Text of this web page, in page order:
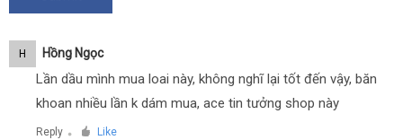
H Hồng Ngọc
Lần dầu mình mua loai này, không nghĩ lại tốt đến vậy, băn
khoan nhiều lần k dám mua, ace tin tưởng shop này
Reply ● Like